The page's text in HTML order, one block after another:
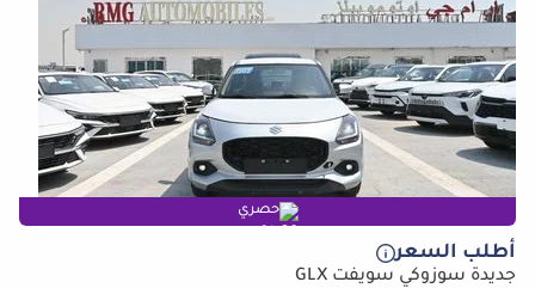
حصري
أطلب السعر
جديدة سوزوكي سويفت GLX